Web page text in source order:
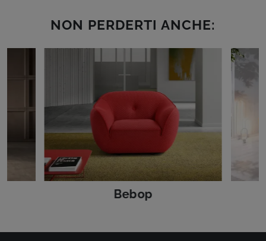
NON PERDERTI ANCHE:
Bebop